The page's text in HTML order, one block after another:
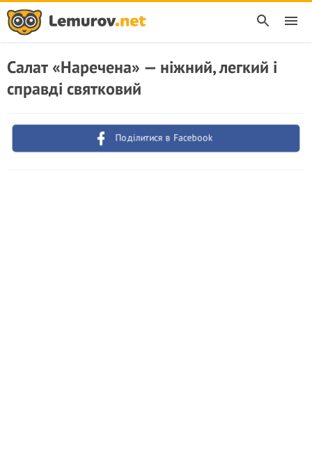
Салат «Наречена» — ніжний, легкий і
справді святковий
Поділитися в Facebook